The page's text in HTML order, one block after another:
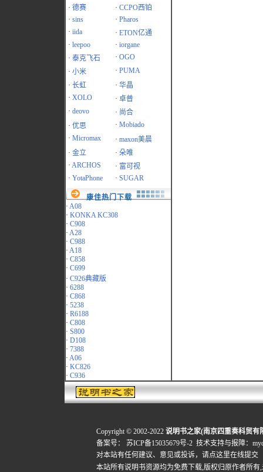
· 德赛 · CCPO西铂
· sins · Pharos
· iida · ETON亿通
· leepoo · iorgane
· 泰克飞石 · OGO
· 小米 · PUMA
· 长虹 · 华晶
· XOLO · 卓普
· deovo · 尚合
· 优思 · Mobiado
· Micromax · maxon美晨
· 金立 · 朵唯
· ARCHOS · 富可视
· YotaPhone · SUGAR
康佳热门下载
· A08
· KONKA KC308
· C908
· A28
· C988
· A18
· C858
· C699
· C926典藏版
· 6288
· C868
· 5238
· R6188
· C808
· S800
· D108
· 7388
· A06
· KC826
· C936
Copyright © 2002-2022 说明书之家(南京四重奏科贸有
备案号：
苏ICP备15035679号-2 技术支持与报障：
对本站有任何建议、意见或投诉， 请点这里在线提交
本站所有说明书资源均为免费下载,版权归原作者所